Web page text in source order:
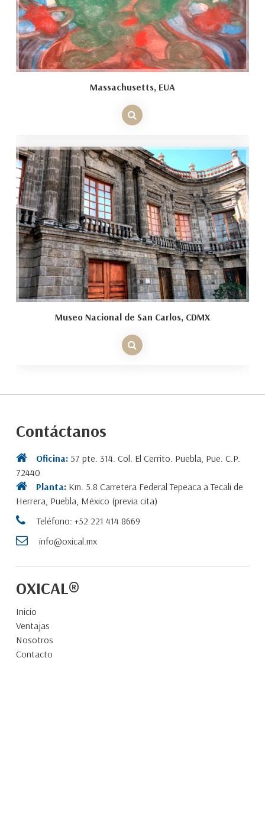
Massachusetts, EUA
Museo Nacional de San Carlos, CDMX
Contáctanos
Oficina:57 pte. 314. Col. El Cerrito. Puebla, Pue. C.P.
72440
Planta:Km. 5.8 Carretera Federal Tepeaca a Tecali de
Herrera, Puebla, México (previa cita)
Teléfono: +52 221 414 8669
info@oxical.mx
OXICAL®
Inicio
Ventajas
Nosotros
Contacto